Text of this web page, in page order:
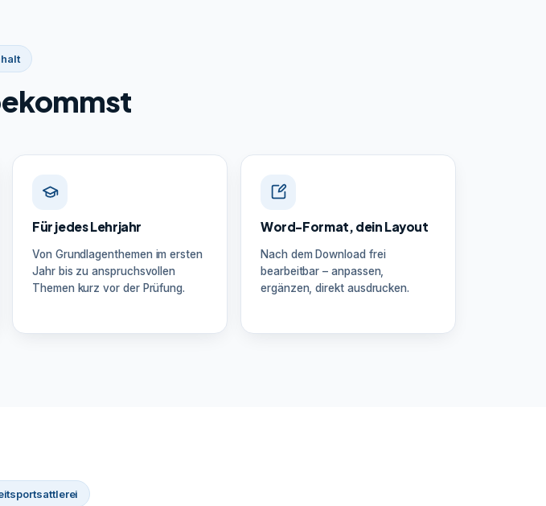
Für jedes Lehrjahr
Von Grundlagenthemen im ersten
Jahr bis zu anspruchsvollen
Themen kurz vor der Prüfung.
Word-Format, dein Layout
Nach dem Download frei
bearbeitbar – anpassen,
ergänzen, direkt ausdrucken.